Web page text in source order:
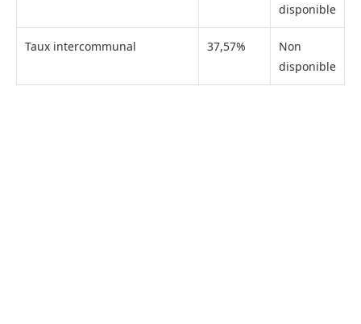
disponible
Taux intercommunal 37,57%
Non
disponible